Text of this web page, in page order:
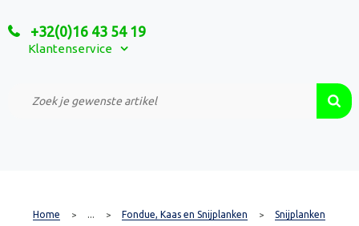
+32(0)16 43 54 19
Klantenservice
Relatiegeschenken
Custom Made Projecten
Home > ... > Fondue, Kaas en Snijplanken > Snijplanken